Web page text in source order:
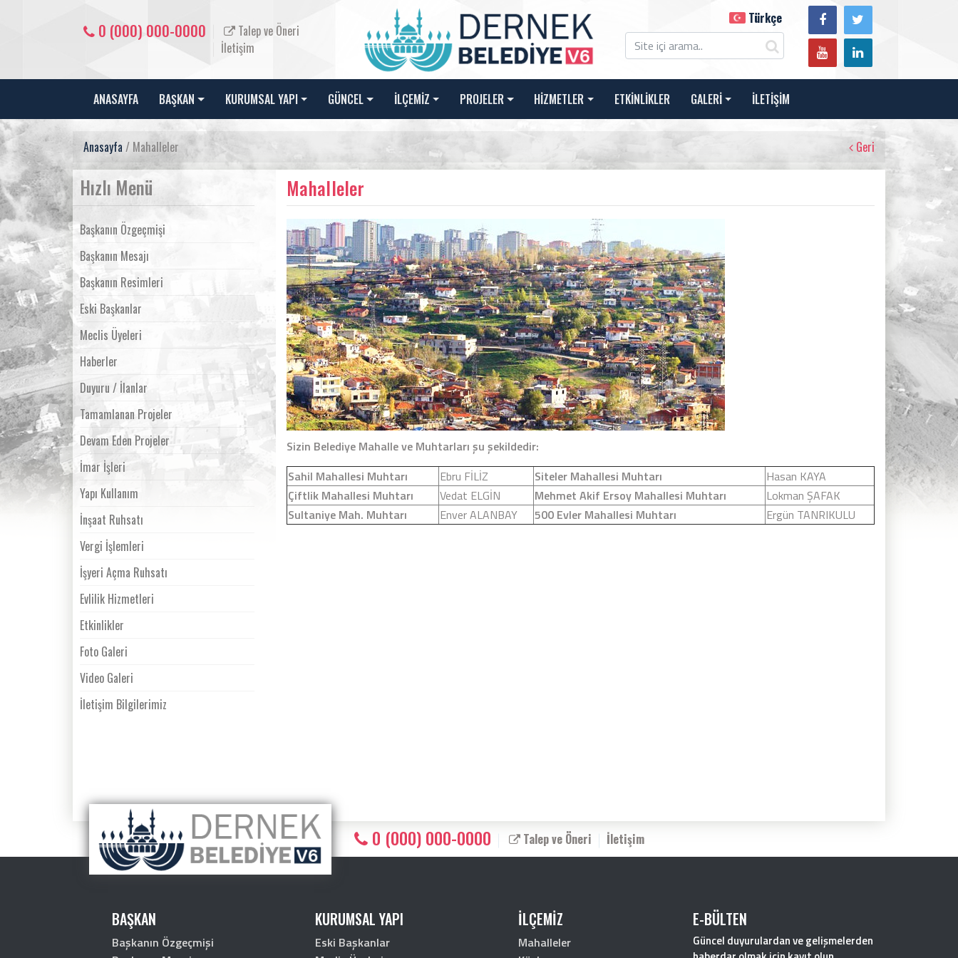
0 (000) 000-0000
Talep ve Öneri
İletişim
Türkçe
ANASAYFA BAŞKAN KURUMSAL YAPI GÜNCEL İLÇEMİZ PROJELER HİZMETLER ETKİNLİKLER GALERİ İLETİŞİM
Anasayfa / Mahalleler Geri
Hızlı Menü
Başkanın Özgeçmişi
Başkanın Mesajı
Başkanın Resimleri
Eski Başkanlar
Meclis Üyeleri
Haberler
Duyuru / İlanlar
Tamamlanan Projeler
Devam Eden Projeler
İmar İşleri
Yapı Kullanım
İnşaat Ruhsatı
Vergi İşlemleri
İşyeri Açma Ruhsatı
Evlilik Hizmetleri
Etkinlikler
Foto Galeri
Video Galeri
İletişim Bilgilerimiz
Mahalleler
Sizin Belediye Mahalle ve Muhtarları şu şekildedir:
Sahil Mahallesi Muhtarı
Ebru FİLİZ Siteler Mahallesi Muhtarı
Hasan KAYA
Çiftlik Mahallesi Muhtarı
Vedat ELGİN Mehmet Akif Ersoy Mahallesi Muhtarı
Lokman ŞAFAK
Sultaniye Mah. Muhtarı
Enver ALANBAY 500 Evler Mahallesi Muhtarı Ergün TANRIKULU
0 (000) 000-0000 Talep ve Öneri İletişim
BAŞKAN
Başkanın Özgeçmişi
KURUMSAL YAPI
Eski Başkanlar
İLÇEMİZ
Mahalleler
E-BÜLTEN
Güncel duyurulardan ve gelişmelerden